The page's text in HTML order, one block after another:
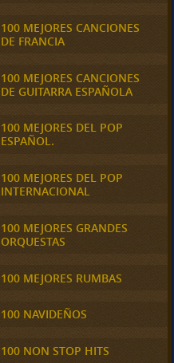
100 MEJORES CANCIONES
DE FRANCIA
100 MEJORES CANCIONES
DE GUITARRA ESPAÑOLA
100 MEJORES DEL POP
ESPAÑOL.
100 MEJORES DEL POP
INTERNACIONAL
100 MEJORES GRANDES
ORQUESTAS
100 MEJORES RUMBAS
100 NAVIDEÑOS
100 NON STOP HITS